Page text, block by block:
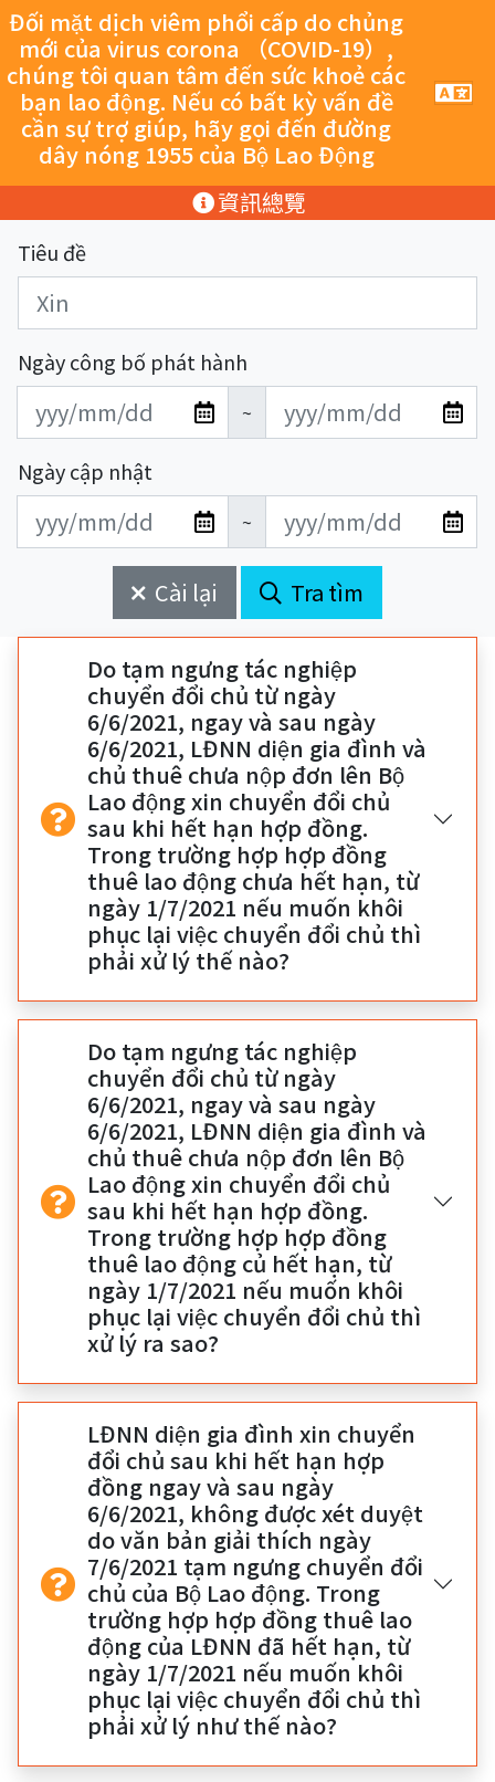
跳至主要內容
Đối mặt dịch viêm phổi cấp do chủng
mới của virus corona （COVID-19）,
chúng tôi quan tâm đến sức khoẻ các
bạn lao động. Nếu có bất kỳ vấn đề
cần sự trợ giúp, hãy gọi đến đường
dây nóng 1955 của Bộ Lao Động
手
機
按
資訊總覽
Tiêu đề
Ngày công bố phát hành
日
期
開
始
~
日
期
結
束
Ngày cập nhật
~
Cài lại Tra tìm
Do tạm ngưng tác nghiệp
chuyển đổi chủ từ ngày
6/6/2021, ngay và sau ngày
6/6/2021, LĐNN diện gia đình và
chủ thuê chưa nộp đơn lên Bộ
Lao động xin chuyển đổi chủ
sau khi hết hạn hợp đồng.
Trong trường hợp hợp đồng
thuê lao động chưa hết hạn, từ
ngày 1/7/2021 nếu muốn khôi
phục lại việc chuyển đổi chủ thì
phải xử lý thế nào?
Do tạm ngưng tác nghiệp
chuyển đổi chủ từ ngày
6/6/2021, ngay và sau ngày
6/6/2021, LĐNN diện gia đình và
chủ thuê chưa nộp đơn lên Bộ
Lao động xin chuyển đổi chủ
sau khi hết hạn hợp đồng.
Trong trường hợp hợp đồng
thuê lao động củ hết hạn, từ
ngày 1/7/2021 nếu muốn khôi
phục lại việc chuyển đổi chủ thì
xử lý ra sao?
LĐNN diện gia đình xin chuyển
đổi chủ sau khi hết hạn hợp
đồng ngay và sau ngày
6/6/2021, không được xét duyệt
do văn bản giải thích ngày
7/6/2021 tạm ngưng chuyển đổi
chủ của Bộ Lao động. Trong
trường hợp hợp đồng thuê lao
động của LĐNN đã hết hạn, từ
ngày 1/7/2021 nếu muốn khôi
phục lại việc chuyển đổi chủ thì
phải xử lý như thế nào?